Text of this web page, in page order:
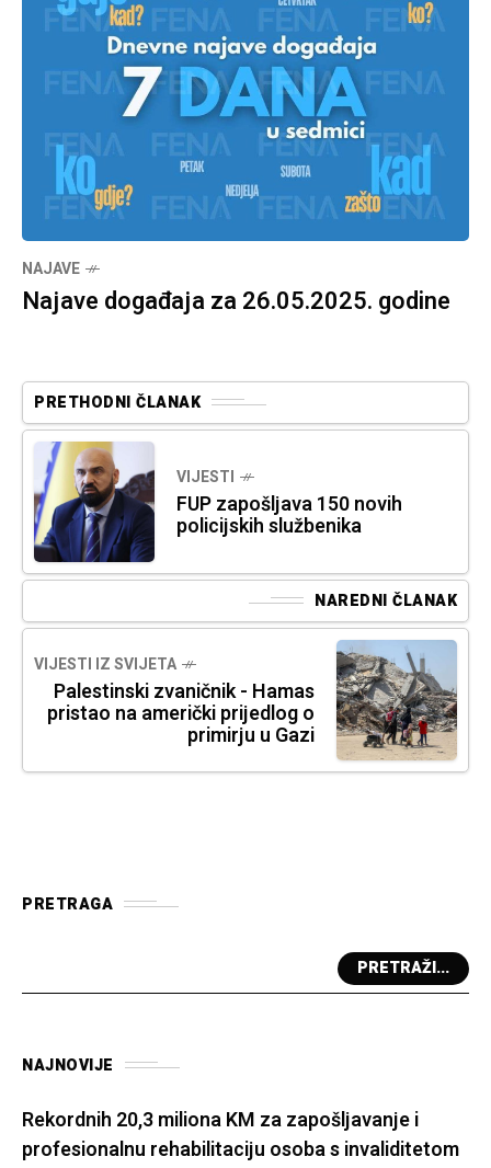
NAJAVE
Najave događaja za 26.05.2025. godine
PRETHODNI ČLANAK
VIJESTI
FUP zapošljava 150 novih
policijskih službenika
NAREDNI ČLANAK
VIJESTI IZ SVIJETA
Palestinski zvaničnik - Hamas
pristao na američki prijedlog o
primirju u Gazi
PRETRAGA
PRETRAŽI...
NAJNOVIJE
Rekordnih 20,3 miliona KM za zapošljavanje i
profesionalnu rehabilitaciju osoba s invaliditetom